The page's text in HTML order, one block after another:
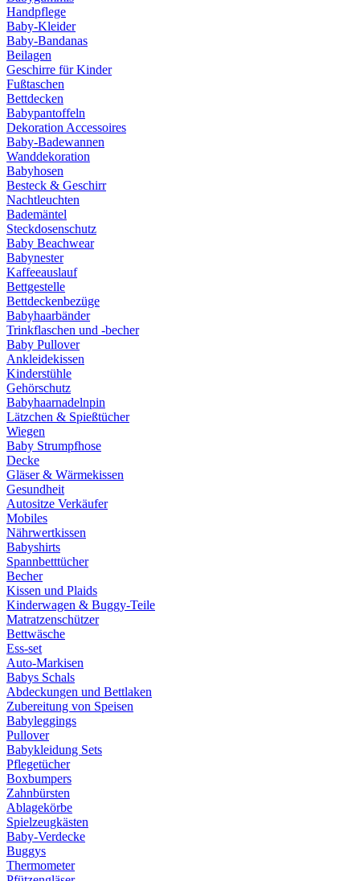
Handpflege
Baby-Kleider
Baby-Bandanas
Beilagen
Geschirre für Kinder
Fußtaschen
Bettdecken
Babypantoffeln
Dekoration Accessoires
Baby-Badewannen
Wanddekoration
Babyhosen
Besteck & Geschirr
Nachtleuchten
Bademäntel
Steckdosenschutz
Baby Beachwear
Babynester
Kaffeeauslauf
Bettgestelle
Bettdeckenbezüge
Babyhaarbänder
Trinkflaschen und -becher
Baby Pullover
Ankleidekissen
Kinderstühle
Gehörschutz
Babyhaarnadelnpin
Lätzchen & Spießtücher
Wiegen
Baby Strumpfhose
Decke
Gläser & Wärmekissen
Gesundheit
Autositze Verkäufer
Mobiles
Nährwertkissen
Babyshirts
Spannbetttücher
Becher
Kissen und Plaids
Kinderwagen & Buggy-Teile
Matratzenschützer
Bettwäsche
Ess-set
Auto-Markisen
Babys Schals
Abdeckungen und Bettlaken
Zubereitung von Speisen
Babyleggings
Pullover
Babykleidung Sets
Pflegetücher
Boxbumpers
Zahnbürsten
Ablagekörbe
Spielzeugkästen
Baby-Verdecke
Buggys
Thermometer